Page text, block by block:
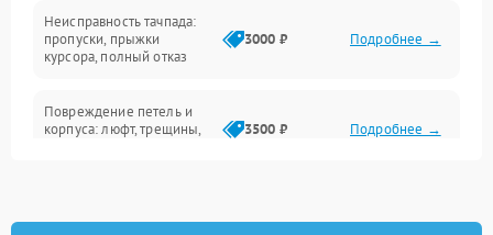
Сеть и интернет
Неисправность тачпада:
пропуски, прыжки
курсора, полный отказ
3000 ₽ Подробнее →
Повреждение петель и
корпуса: люфт, трещины,
3500 ₽ Подробнее →
быстрая разрядка,
2500 ₽ Подробнее →